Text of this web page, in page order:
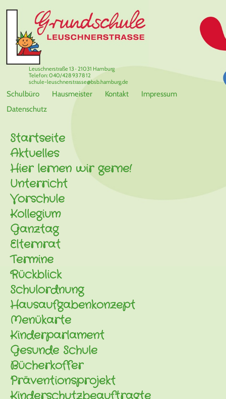
Schulbüro Hausmeister Kontakt
Impressum
Datenschutz
Leuschnerstraße 13 · 21031 Hamburg
Telefon: 040/428 93 78 12
schule-leuschnerstrasse@bsb.hamburg.de
Startseite
Aktuelles
Hier lernen wir gerne!
Unterricht
Vorschule
Kollegium
Ganztag
Elternrat
Termine
Rückblick
Schulordnung
Hausaufgabenkonzept
Menükarte
Kinderparlament
Gesunde Schule
Bücherkoffer
Präventionsprojekt